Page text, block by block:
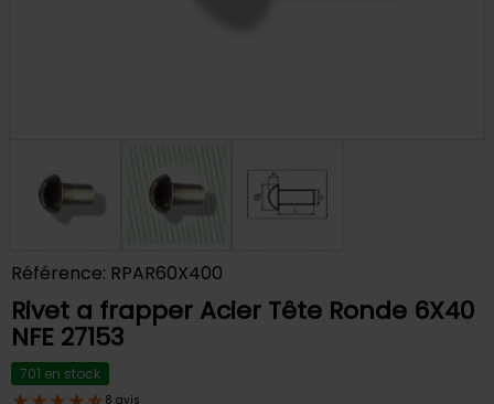
Référence: RPAR60X400
Rivet a frapper Acier Tête Ronde 6X40
NFE 27153
701 en stock
8 avis